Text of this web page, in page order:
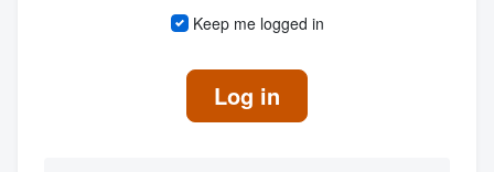
Keep me logged in
Log in